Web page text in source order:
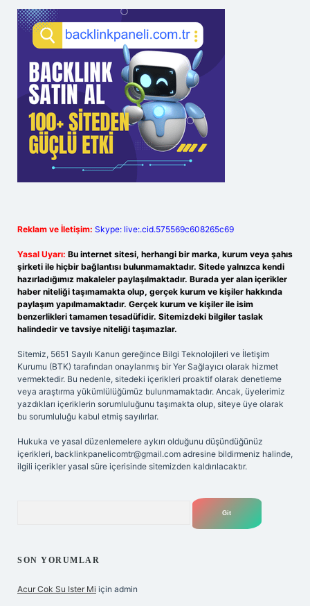
Reklam ve İletişim: Skype: live:.cid.575569c608265c69
Yasal Uyarı: Bu internet sitesi, herhangi bir marka, kurum veya şahıs
şirketi ile hiçbir bağlantısı bulunmamaktadır. Sitede yalnızca kendi
hazırladığımız makaleler paylaşılmaktadır. Burada yer alan içerikler
haber niteliği taşımamakta olup, gerçek kurum ve kişiler hakkında
paylaşım yapılmamaktadır. Gerçek kurum ve kişiler ile isim
benzerlikleri tamamen tesadüfidir. Sitemizdeki bilgiler taslak
halindedir ve tavsiye niteliği taşımazlar.
Sitemiz, 5651 Sayılı Kanun gereğince Bilgi Teknolojileri ve İletişim
Kurumu (BTK) tarafından onaylanmış bir Yer Sağlayıcı olarak hizmet
vermektedir. Bu nedenle, sitedeki içerikleri proaktif olarak denetleme
veya araştırma yükümlülüğümüz bulunmamaktadır. Ancak, üyelerimiz
yazdıkları içeriklerin sorumluluğunu taşımakta olup, siteye üye olarak
bu sorumluluğu kabul etmiş sayılırlar.
Hukuka ve yasal düzenlemelere aykırı olduğunu düşündüğünüz
içerikleri, backlinkpanelicomtr@gmail.com adresine bildirmeniz halinde,
ilgili içerikler yasal süre içerisinde sitemizden kaldırılacaktır.
SON YORUMLAR
Acur Cok Su Ister Mi için admin